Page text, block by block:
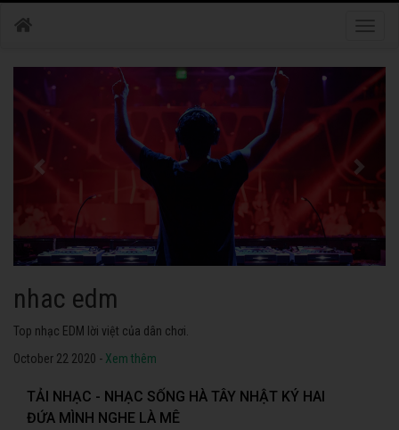
nhac edm
Top nhạc EDM lời việt của dân chơi.
October 22 2020 - Xem thêm
TẢI NHẠC - NHẠC SỐNG HÀ TÂY NHẬT KÝ HAI
ĐỨA MÌNH NGHE LÀ MÊ